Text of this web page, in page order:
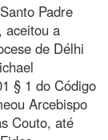
Padre
aceitou a
de Délhi
§ 1 do Código
Arcebispo
Couto, até